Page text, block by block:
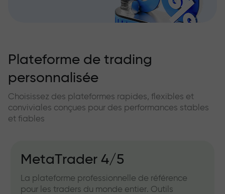
Plateforme de trading
personnalisée
Choisissez des plateformes rapides, flexibles et
conviviales conçues pour des performances stables
et fiables
MetaTrader 4/5
La plateforme professionnelle de référence
pour les traders du monde entier. Outils